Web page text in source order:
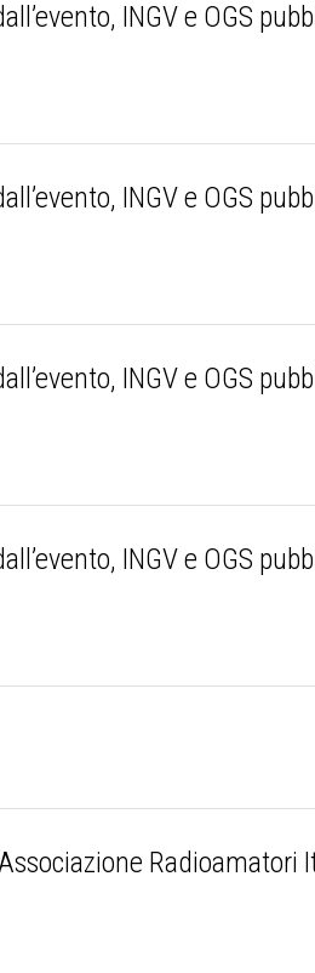
INGV e OGS
INGV e OGS
INGV e OGS
INGV e OGS